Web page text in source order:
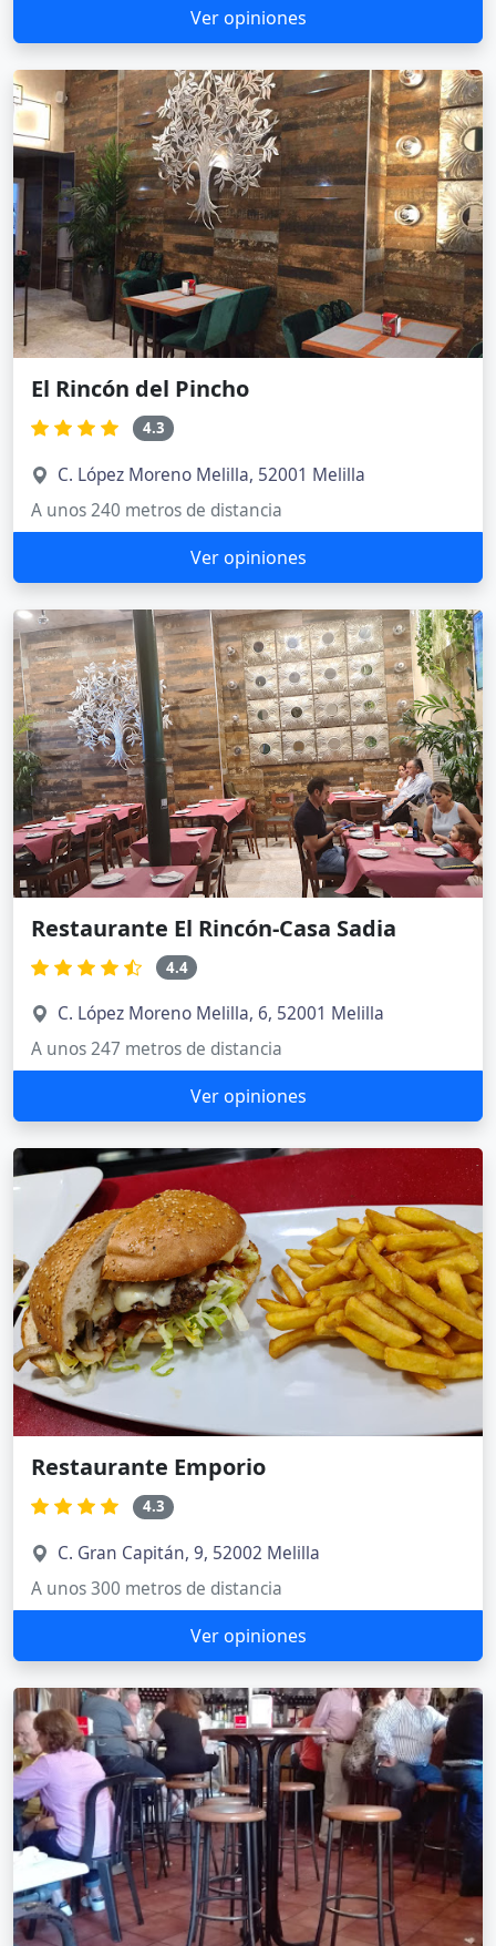
Ver opiniones
El Rincón del Pincho
4.3
C. López Moreno Melilla, 52001 Melilla
A unos 240 metros de distancia
Ver opiniones
Restaurante El Rincón-Casa Sadia
4.4
C. López Moreno Melilla, 6, 52001 Melilla
A unos 247 metros de distancia
Ver opiniones
Restaurante Emporio
4.3
C. Gran Capitán, 9, 52002 Melilla
A unos 300 metros de distancia
Ver opiniones